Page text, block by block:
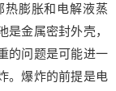
热膨胀和电解液蒸
金属密封外壳，
的问题是可能进一
。爆炸的前提是电